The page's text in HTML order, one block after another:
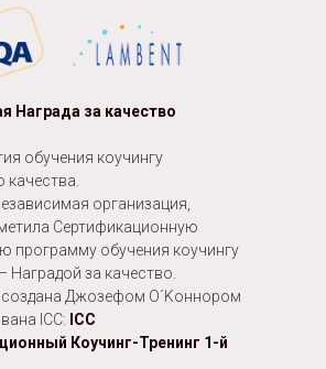
Награда за качествo
обучения коучингу
организация,
Cертификационную
программу обучения коучингу
Наградой за качество.
Джозефом О´Kоннором
ICC: ICC
Коучинг-Тренинг 1-й